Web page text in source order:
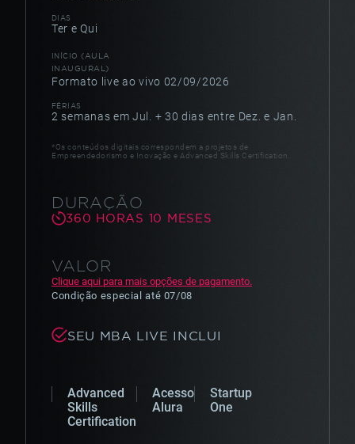
DIAS
Ter e Qui
INÍCIO(AULA
INAUGURAL)
Formato live ao vivo 02/09/2026
FÉRIAS
2 semanas em Jul. + 30 dias entre Dez. e Jan.
*Os conteúdos digitais correspondem a projetos de
Empreendedorismo e Inovação e Advanced Skills Certification.
DURAÇÃO
360 HORAS 10 MESES
VALOR
Clique aqui para mais opções de pagamento.
Condição especial até 07/08
SEU MBA LIVE INCLUI
Advanced
Skills
Certification
Acesso
Alura
Startup
One